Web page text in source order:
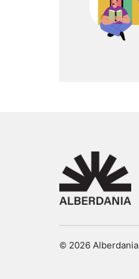
© 2026 Alberdania